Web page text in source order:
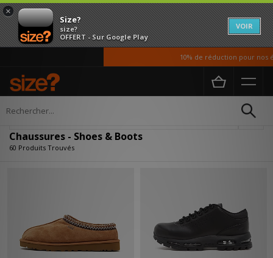
×
Size?
size?
OFFERT - Sur Google Play
VOIR
10% de réduction pour nos
Accueil Homme
Chaussures - Shoes & Boots
60 Produits Trouvés